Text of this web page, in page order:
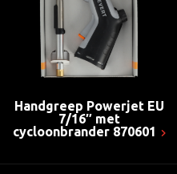
Handgreep Powerjet EU
7/16″ met
cycloonbrander 870601